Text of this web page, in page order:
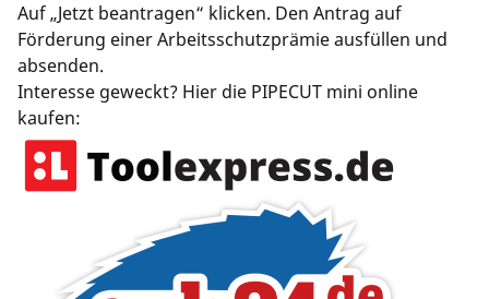
Auf „Jetzt beantragen“ klicken. Den Antrag auf
Förderung einer Arbeitsschutzprämie ausfüllen und
absenden.
Interesse geweckt? Hier die PIPECUT mini online
kaufen: